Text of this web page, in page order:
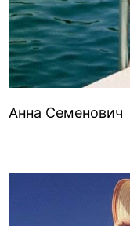
Анна Семенович